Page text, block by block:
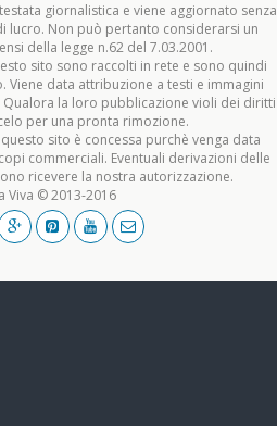
giornalistica e viene aggiornato senza
lucro. Non può pertanto considerarsi un
della legge n.62 del 7.03.2001.
sito sono raccolti in rete e sono quindi
data attribuzione a testi e immagini
la loro pubblicazione violi dei diritti
per una pronta rimozione.
sito è concessa purchè venga data
commerciali. Eventuali derivazioni delle
ricevere la nostra autorizzazione.
Viva © 2013-2016